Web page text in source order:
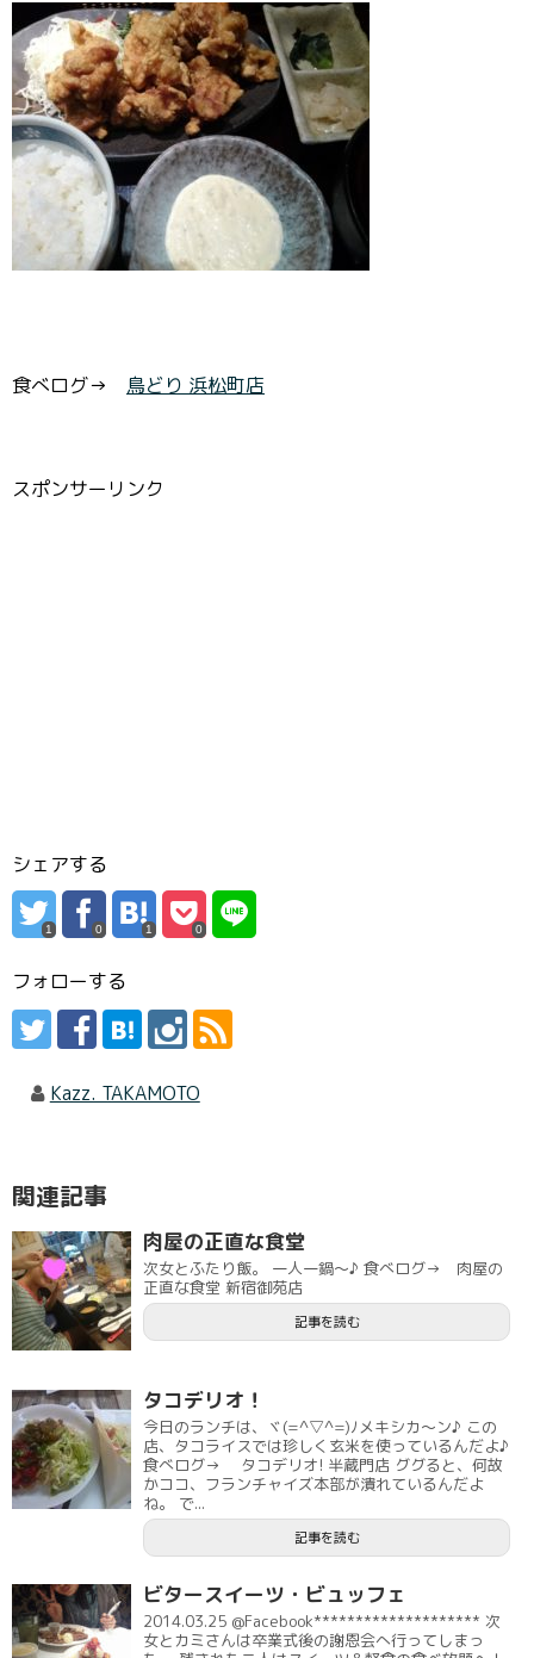
食べログ→ 鳥どり 浜松町店
スポンサーリンク
シェアする
1 0 1 0
フォローする
Kazz. TAKAMOTO
関連記事
肉屋の正直な食堂
次女とふたり飯。 一人一鍋～♪ 食べログ→ 肉屋の
正直な食堂 新宿御苑店
記事を読む
タコデリオ！
今日のランチは、ヾ(=^▽^=)ﾉメキシカ〜ン♪ この
店、タコライスでは珍しく玄米を使っているんだよ♪
食べログ→ タコデリオ! 半蔵門店 ググると、何故
かココ、フランチャイズ本部が潰れているんだよ
ね。 で...
記事を読む
ビタースイーツ・ビュッフェ
2014.03.25 @Facebook******************** 次
女とカミさんは卒業式後の謝恩会へ行ってしまっ